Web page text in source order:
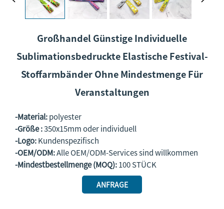
Großhandel Günstige Individuelle
Sublimationsbedruckte Elastische Festival-
Stoffarmbänder Ohne Mindestmenge Für
Veranstaltungen
-Material:polyester
-Größe :350x15mm oder individuell
-Logo:Kundenspezifisch
-OEM/ODM:Alle OEM/ODM-Services sind willkommen
-Mindestbestellmenge (MOQ):100 STÜCK
ANFRAGE